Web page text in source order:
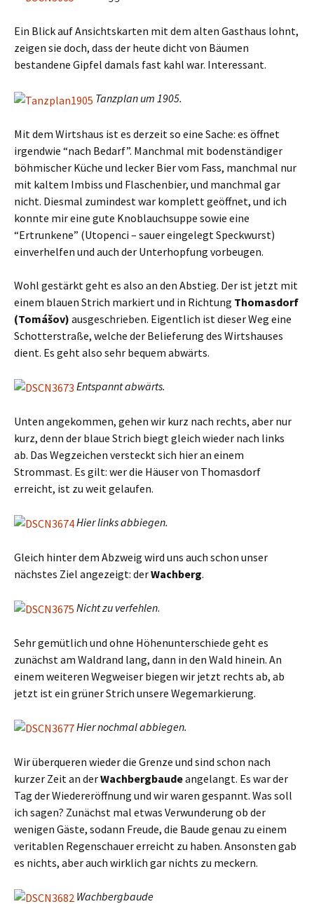
Ein Blick auf Ansichtskarten mit dem alten Gasthaus lohnt,
zeigen sie doch, dass der heute dicht von Bäumen
bestandene Gipfel damals fast kahl war. Interessant.
Tanzplan um 1905.
Mit dem Wirtshaus ist es derzeit so eine Sache: es öffnet
irgendwie “nach Bedarf”. Manchmal mit bodenständiger
böhmischer Küche und lecker Bier vom Fass, manchmal nur
mit kaltem Imbiss und Flaschenbier, und manchmal gar
nicht. Diesmal zumindest war komplett geöffnet, und ich
konnte mir eine gute Knoblauchsuppe sowie eine
“Ertrunkene” (Utopenci – sauer eingelegt Speckwurst)
einverhelfen und auch der Unterhopfung vorbeugen.
Wohl gestärkt geht es also an den Abstieg. Der ist jetzt mit
einem blauen Strich markiert und in Richtung Thomasdorf
(Tomášov) ausgeschrieben. Eigentlich ist dieser Weg eine
Schotterstraße, welche der Belieferung des Wirtshauses
dient. Es geht also sehr bequem abwärts.
Entspannt abwärts.
Unten angekommen, gehen wir kurz nach rechts, aber nur
kurz, denn der blaue Strich biegt gleich wieder nach links
ab. Das Wegzeichen versteckt sich hier an einem
Strommast. Es gilt: wer die Häuser von Thomasdorf
erreicht, ist zu weit gelaufen.
Hier links abbiegen.
Gleich hinter dem Abzweig wird uns auch schon unser
nächstes Ziel angezeigt: derWachberg.
Nicht zu verfehlen.
Sehr gemütlich und ohne Höhenunterschiede geht es
zunächst am Waldrand lang, dann in den Wald hinein. An
einem weiteren Wegweiser biegen wir jetzt rechts ab, ab
jetzt ist ein grüner Strich unsere Wegemarkierung.
Hier nochmal abbiegen.
Wir überqueren wieder die Grenze und sind schon nach
kurzer Zeit an derWachbergbaudeangelangt. Es war der
Tag der Wiedereröffnung und wir waren gespannt. Was soll
ich sagen? Zunächst mal etwas Verwunderung ob der
wenigen Gäste, sodann Freude, die Baude genau zu einem
veritablen Regenschauer erreicht zu haben. Ansonsten gab
es nichts, aber auch wirklich gar nichts zu meckern.
Wachbergbaude